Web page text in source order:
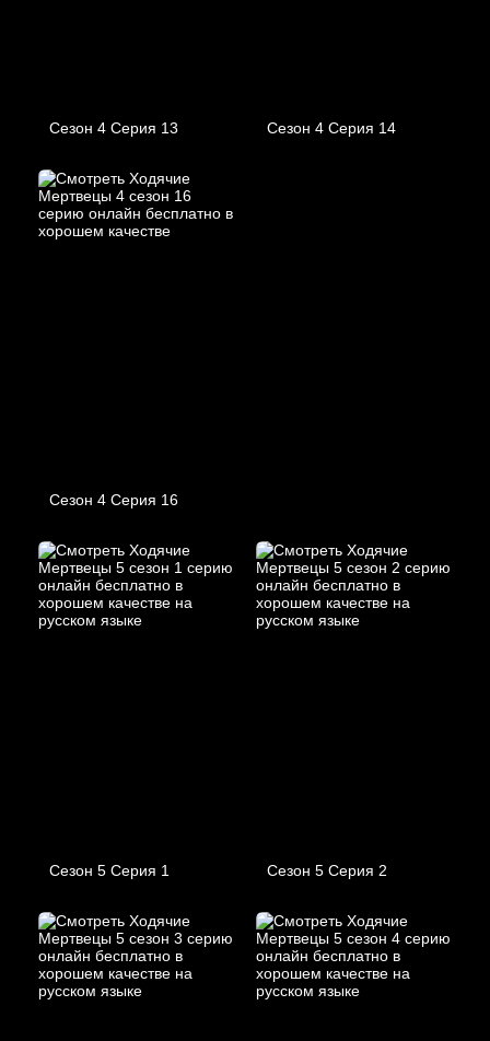
Сезон 4 Серия 13 Сезон 4 Серия 14
Сезон 4 Серия 16
Сезон 5 Серия 1 Сезон 5 Серия 2